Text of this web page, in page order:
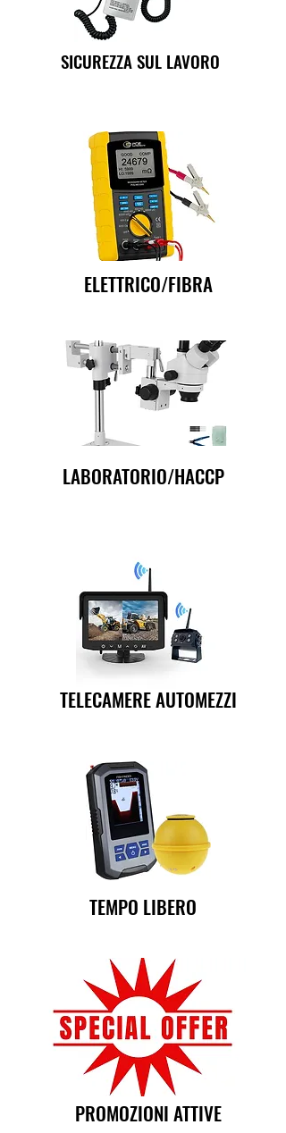
SICUREZZA SUL LAVORO
ELETTRICO/FIBRA
LABORATORIO/HACCP
TELECAMERE AUTOMEZZI
TEMPO LIBERO
PROMOZIONI ATTIVE